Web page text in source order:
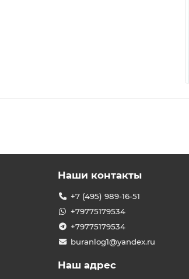
Наши контакты
+7 (495) 989-16-51
+79775179534
+79775179534
buranlog1@yandex.ru
Наш адрес